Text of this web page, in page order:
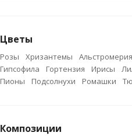
Цветы
Розы Хризантемы Альстромерия
Гипсофила
Гортензия Ирисы
Пионы
Подсолнухи Ромашки
Композиции